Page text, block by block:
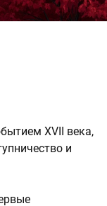
XVII века,
и